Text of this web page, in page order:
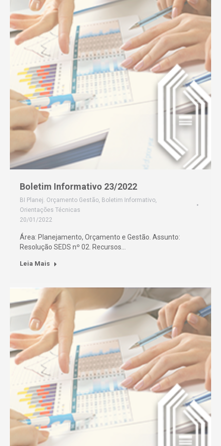
Boletim Informativo 23/2022
BI Planej. Orçamento Gestão, Boletim Informativo,
Orientações Técnicas
20/01/2022
Área: Planejamento, Orçamento e Gestão. Assunto:
Resolução SEDS nº 02. Recursos…
Leia Mais